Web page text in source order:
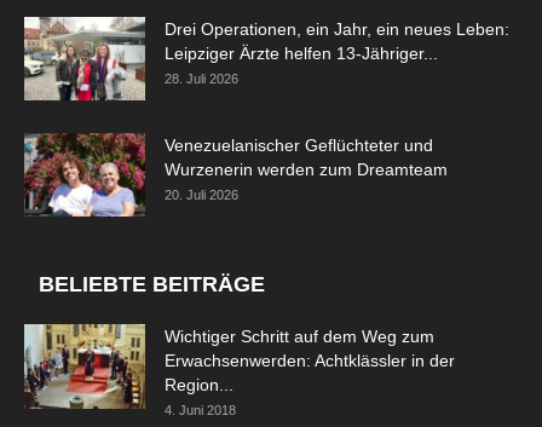
Drei Operationen, ein Jahr, ein neues Leben:
Leipziger Ärzte helfen 13-Jähriger...
28. Juli 2026
Venezuelanischer Geflüchteter und
Wurzenerin werden zum Dreamteam
20. Juli 2026
BELIEBTE BEITRÄGE
Wichtiger Schritt auf dem Weg zum
Erwachsenwerden: Achtklässler in der
Region...
4. Juni 2018